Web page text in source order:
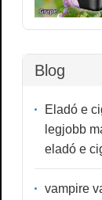
Blog
Eladó e
legjobb
eladó e
vampire